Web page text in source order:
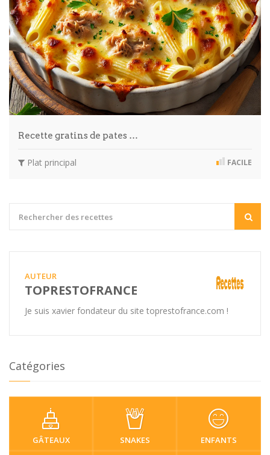
Recette gratins de pates …
Plat principal FACILE
AUTEUR
TOPRESTOFRANCE
Je suis xavier fondateur du site toprestofrance.com !
Catégories
GÂTEAUX SNAKES ENFANTS